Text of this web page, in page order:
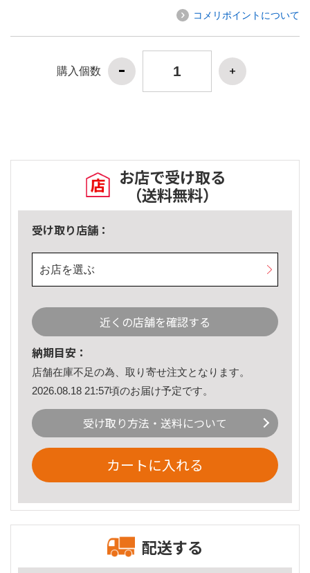
コメリポイントについて
購入個数
お店で受け取る
（送料無料）
受け取り店舗：
お店を選ぶ
近くの店舗を確認する
納期目安：
店舗在庫不足の為、取り寄せ注文となります。
2026.08.18 21:57頃のお届け予定です。
受け取り方法・送料について
カートに入れる
配送する